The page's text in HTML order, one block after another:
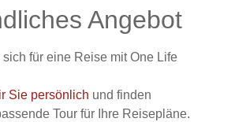
Angebot
für eine Reise mit One Life
Sie persönlich und finden
Tour für Ihre Reisepläne.